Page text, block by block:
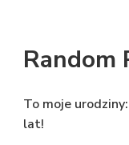
Random
To moje
lat!